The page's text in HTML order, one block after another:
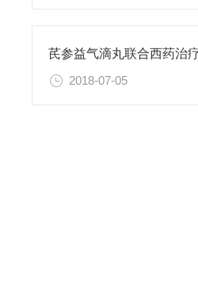
2018-07-05